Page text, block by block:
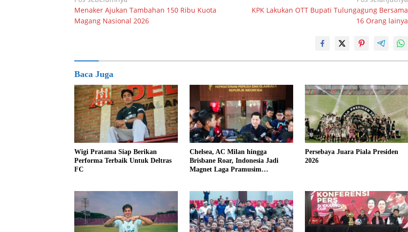
pos
Menaker Ajukan Tambahan 150 Ribu Kuota
Magang Nasional 2026
KPK Lakukan OTT Bupati Tulungagung Bersama
16 Orang lainya
Baca Juga
Wigi Pratama Siap Berikan
Performa Terbaik Untuk Deltras
FC
Chelsea, AC Milan hingga
Brisbane Roar, Indonesia Jadi
Magnet Laga Pramusim
Persebaya Juara Piala Presiden
2026